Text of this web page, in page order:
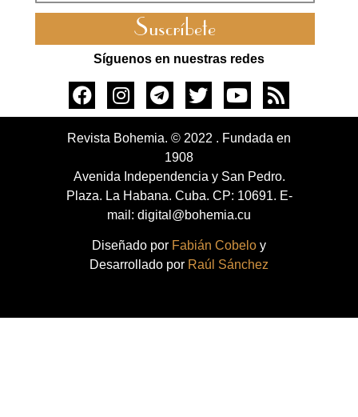
Suscríbete
Síguenos en nuestras redes
Revista Bohemia. © 2022 . Fundada en
1908
Avenida Independencia y San Pedro.
Plaza. La Habana. Cuba. CP: 10691. E-
mail: digital@bohemia.cu
Diseñado por Fabián Cobelo y
Desarrollado por Raúl Sánchez